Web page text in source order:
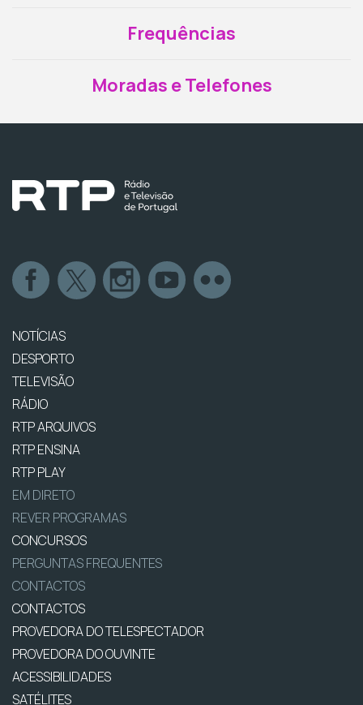
Frequências
Moradas e Telefones
NOTÍCIAS
DESPORTO
TELEVISÃO
RÁDIO
RTP ARQUIVOS
RTP ENSINA
RTP PLAY
EM DIRETO
REVER PROGRAMAS
CONCURSOS
PERGUNTAS FREQUENTES
CONTACTOS
CONTACTOS
PROVEDORA DO TELESPECTADOR
PROVEDORA DO OUVINTE
ACESSIBILIDADES
SATÉLITES